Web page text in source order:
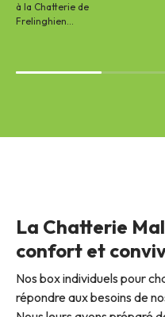
à la Chatterie de
Frelinghien…
La Chatterie
confort et
Nos box individuels pour
répondre aux besoins de